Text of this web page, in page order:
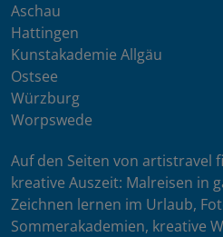
Aschau
Hattingen
Kunstakademie Allgäu
Ostsee
Würzburg
Worpswede
Auf den Seiten von artistravel
kreative Auszeit: Malreisen in
Zeichnen lernen im Urlaub,
Sommerakademien, kreative